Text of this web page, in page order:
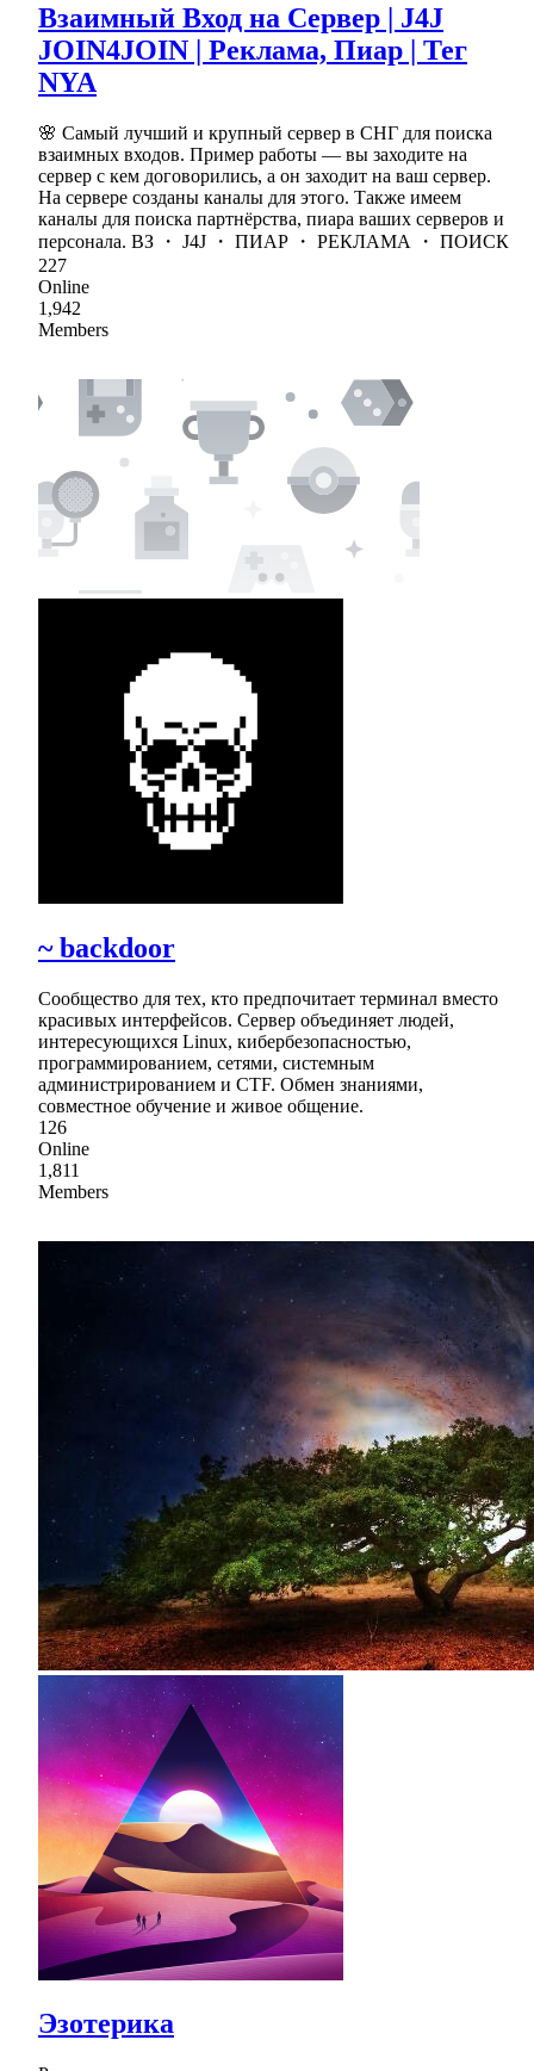
Взаимный Вход на Сервер | J4J
JOIN4JOIN | Реклама, Пиар | Тег
NYA
🌸 Самый лучший и крупный сервер в СНГ для поиска
взаимных входов. Пример работы — вы заходите на
сервер с кем договорились, а он заходит на ваш сервер.
На сервере созданы каналы для этого. Также имеем
каналы для поиска партнёрства, пиара ваших серверов и
персонала. ВЗ ・ J4J ・ ПИАР ・ РЕКЛАМА ・ ПОИСК
227
Online
1,942
Members
~ backdoor
Сообщество для тех, кто предпочитает терминал вместо
красивых интерфейсов. Сервер объединяет людей,
интересующихся Linux, кибербезопасностью,
программированием, сетями, системным
администрированием и CTF. Обмен знаниями,
совместное обучение и живое общение.
126
Online
1,811
Members
Эзотерика